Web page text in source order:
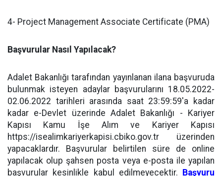
4- Project Management Associate Certificate (PMA)
Başvurular Nasıl Yapılacak?
Adalet Bakanlığı tarafından yayınlanan ilana başvuruda
bulunmak isteyen adaylar başvurularını 18.05.2022-
02.06.2022 tarihleri arasında saat 23:59:59'a kadar
kadar e-Devlet üzerinde Adalet Bakanlığı - Kariyer
Kapısı Kamu İşe Alım ve Kariyer Kapısı
https://isealimkariyerkapisi.cbiko.gov.tr üzerinden
yapacaklardır. Başvurular belirtilen süre de online
yapılacak olup şahsen posta veya e-posta ile yapılan
başvurular kesinlikle kabul edilmeyecektir.
Başvuru